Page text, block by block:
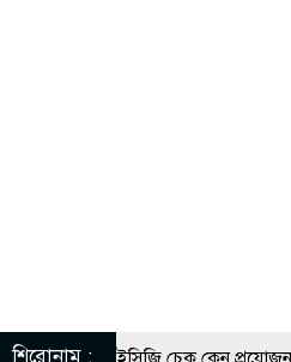
শিরোনাম :